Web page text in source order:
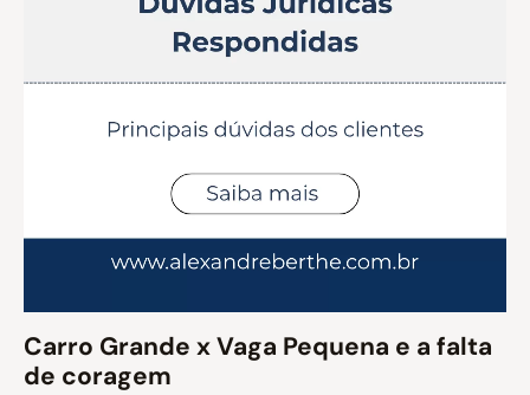
Carro Grande x Vaga Pequena e a falta
de coragem